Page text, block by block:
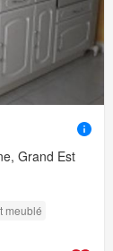
Grand Est
meublé